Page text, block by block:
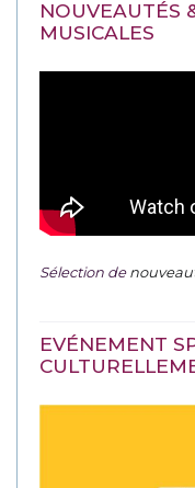
NOUVEAUTÉS
MUSICALES
Sélection de
EVÉNEMENT